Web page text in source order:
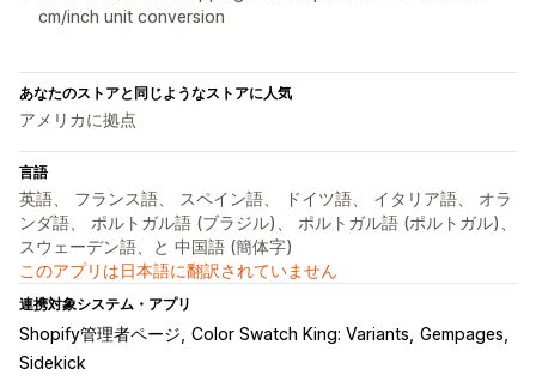
cm/inch unit conversion
あなたのストアと同じようなストアに人気
アメリカに拠点
言語
英語、 フランス語、 スペイン語、 ドイツ語、 イタリア語、 オラ
ンダ語、 ポルトガル語 (ブラジル)、 ポルトガル語 (ポルトガル)、
スウェーデン語、と 中国語 (簡体字)
このアプリは日本語に翻訳されていません
連携対象システム・アプリ
Shopify管理者ページ Color Swatch King: Variants Gempages
Sidekick